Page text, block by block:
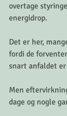
overtage
energidrop.
Det er her,
fordi de
snart anfaldet er
Men
dage og nogle